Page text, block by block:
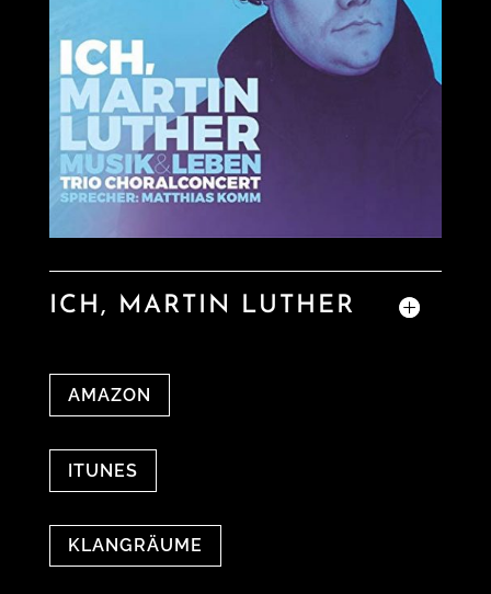
ICH, MARTIN LUTHER
AMAZON
ITUNES
KLANGRÄUME